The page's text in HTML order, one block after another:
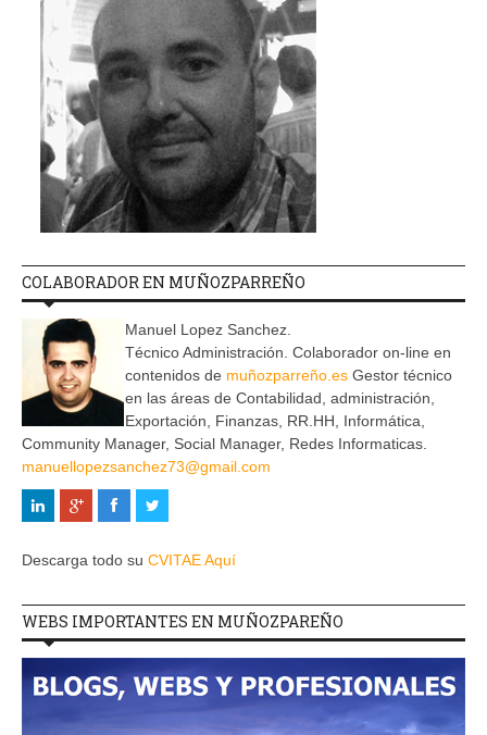
COLABORADOR EN MUÑOZPARREÑO
Manuel Lopez Sanchez.
Técnico Administración. Colaborador on-line en
contenidos de muñozparreño.es Gestor técnico
en las áreas de Contabilidad, administración,
Exportación, Finanzas, RR.HH, Informática,
Community Manager, Social Manager, Redes Informaticas.
manuellopezsanchez73@gmail.com
Descarga todo su CVITAE Aquí
WEBS IMPORTANTES EN MUÑOZPAREÑO